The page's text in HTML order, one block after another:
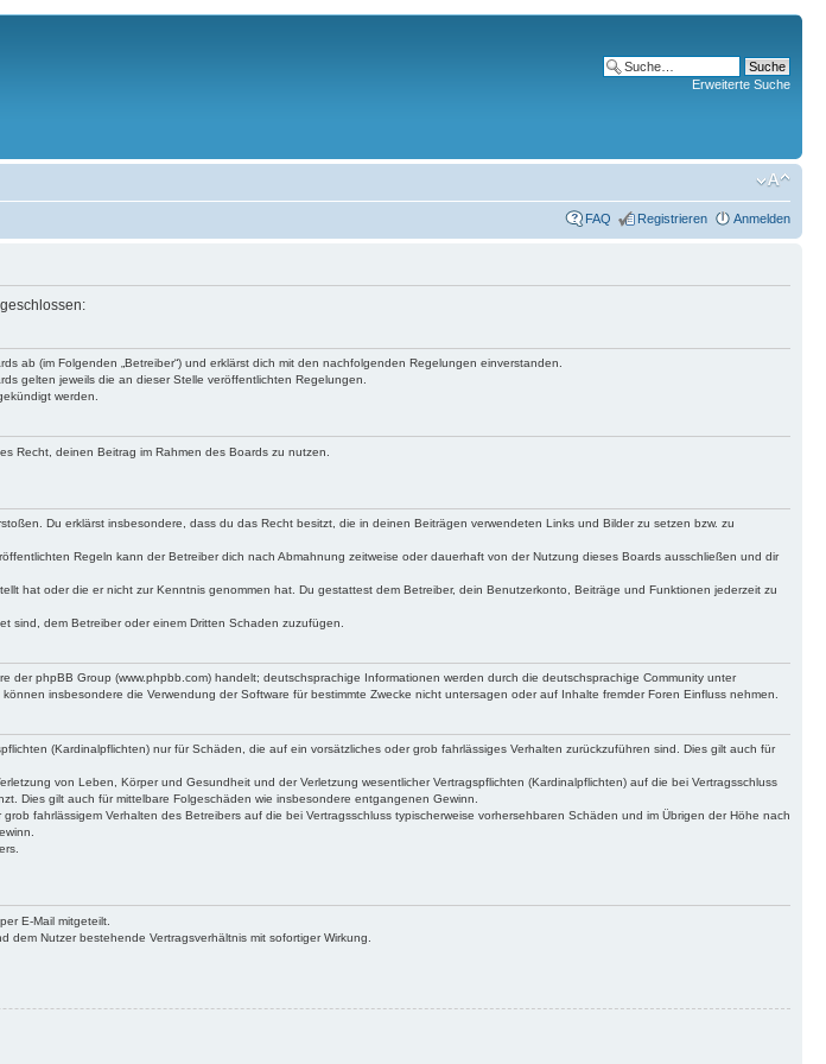
Erweiterte Suche
FAQ Registrieren Anmelden
ab (im Folgenden „Betreiber“) und erklärst dich mit den nachfolgenden Regelungen einverstanden.
gelten jeweils die an dieser Stelle veröffentlichten Regelungen.
werden.
Recht, deinen Beitrag im Rahmen des Boards zu nutzen.
Du erklärst insbesondere, dass du das Recht besitzt, die in deinen Beiträgen verwendeten Links und Bilder zu setzen bzw. zu
Regeln kann der Betreiber dich nach Abmahnung zeitweise oder dauerhaft von der Nutzung dieses Boards ausschließen und dir
hat oder die er nicht zur Kenntnis genommen hat. Du gestattest dem Betreiber, dein Benutzerkonto, Beiträge und Funktionen jederzeit zu
dem Betreiber oder einem Dritten Schaden zuzufügen.
phpBB Group (www.phpbb.com) handelt; deutschsprachige Informationen werden durch die deutschsprachige Community unter
insbesondere die Verwendung der Software für bestimmte Zwecke nicht untersagen oder auf Inhalte fremder Foren Einfluss nehmen.
(Kardinalpflichten) nur für Schäden, die auf ein vorsätzliches oder grob fahrlässiges Verhalten zurückzuführen sind. Dies gilt auch für
von Leben, Körper und Gesundheit und der Verletzung wesentlicher Vertragspflichten (Kardinalpflichten) auf die bei Vertragsschluss
Dies gilt auch für mittelbare Folgeschäden wie insbesondere entgangenen Gewinn.
fahrlässigem Verhalten des Betreibers auf die bei Vertragsschluss typischerweise vorhersehbaren Schäden und im Übrigen der Höhe nach
E-Mail mitgeteilt.
Nutzer bestehende Vertragsverhältnis mit sofortiger Wirkung.